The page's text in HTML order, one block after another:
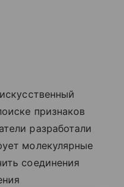
признаков
разработали
молекулярные
соединения